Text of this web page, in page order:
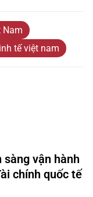
Nam
tế việt nam
sàng vận hành
chính quốc tế